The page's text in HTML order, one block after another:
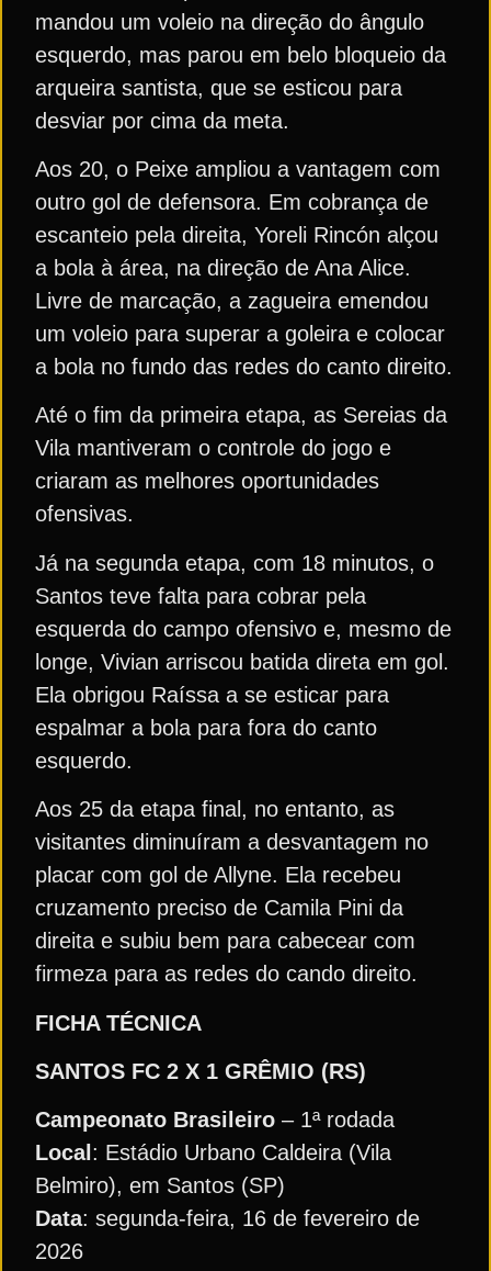
mandou um voleio na direção do ângulo
esquerdo, mas parou em belo bloqueio da
arqueira santista, que se esticou para
desviar por cima da meta.
Aos 20, o Peixe ampliou a vantagem com
outro gol de defensora. Em cobrança de
escanteio pela direita, Yoreli Rincón alçou
a bola à área, na direção de Ana Alice.
Livre de marcação, a zagueira emendou
um voleio para superar a goleira e colocar
a bola no fundo das redes do canto direito.
Até o fim da primeira etapa, as Sereias da
Vila mantiveram o controle do jogo e
criaram as melhores oportunidades
ofensivas.
Já na segunda etapa, com 18 minutos, o
Santos teve falta para cobrar pela
esquerda do campo ofensivo e, mesmo de
longe, Vivian arriscou batida direta em gol.
Ela obrigou Raíssa a se esticar para
espalmar a bola para fora do canto
esquerdo.
Aos 25 da etapa final, no entanto, as
visitantes diminuíram a desvantagem no
placar com gol de Allyne. Ela recebeu
cruzamento preciso de Camila Pini da
direita e subiu bem para cabecear com
firmeza para as redes do cando direito.
FICHA TÉCNICA
SANTOS FC 2 X 1 GRÊMIO (RS)
Campeonato Brasileiro – 1ª rodada
Local : Estádio Urbano Caldeira (Vila
Belmiro), em Santos (SP)
Data: segunda-feira, 16 de fevereiro de
2026